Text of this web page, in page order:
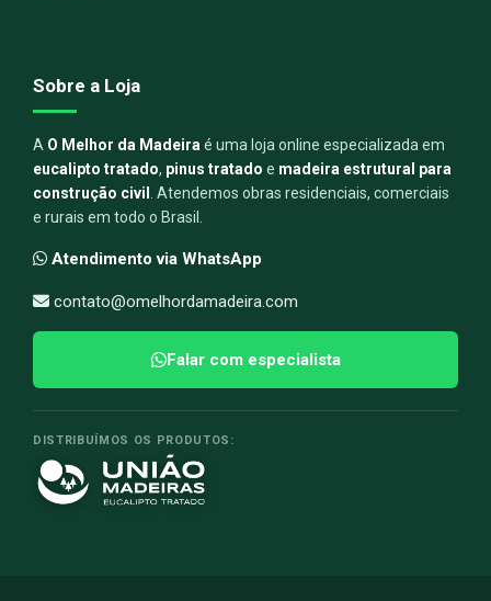
Sobre a Loja
A O Melhor da Madeira é uma loja online especializada em
eucalipto tratado, pinus tratado e madeira estrutural para
construção civil . Atendemos obras residenciais, comerciais
e rurais em todo o Brasil.
Atendimento via WhatsApp
contato@omelhordamadeira.com
Falar com especialista
DISTRIBUÍMOS OS PRODUTOS: